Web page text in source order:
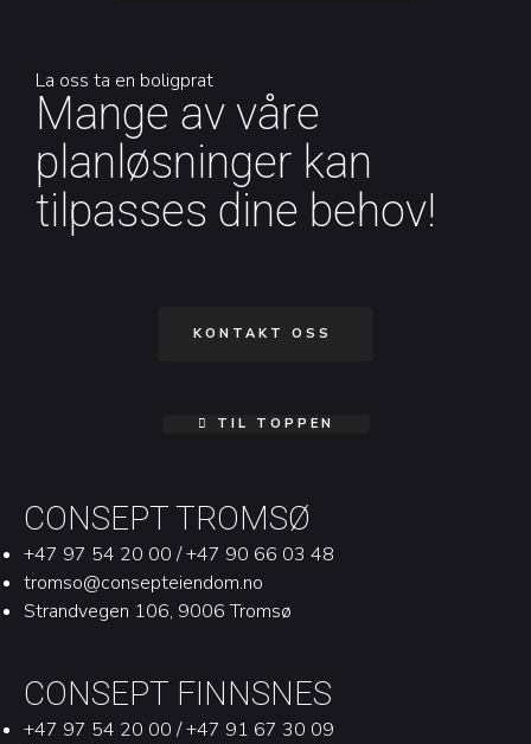
La oss ta en boligprat
Mange av våre
planløsninger kan
tilpasses dine behov!
KONTAKT OSS
TIL TOPPEN
CONSEPT TROMSØ
+47 97 54 20 00 / +47 90 66 03 48
tromso@consepteiendom.no
Strandvegen 106, 9006 Tromsø
CONSEPT FINNSNES
+47 97 54 20 00 / +47 91 67 30 09